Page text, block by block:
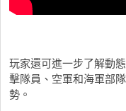
玩家還可進一步了解動
擊隊員、空軍和海軍部
勢。